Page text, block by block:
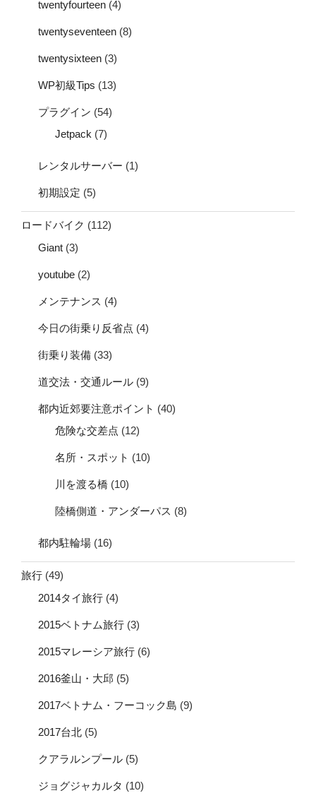
twentyfourteen (4)
twentyseventeen (8)
twentysixteen (3)
WP初級Tips (13)
プラグイン (54)
Jetpack (7)
レンタルサーバー (1)
初期設定 (5)
ロードバイク (112)
Giant (3)
youtube (2)
メンテナンス (4)
今日の街乗り反省点 (4)
街乗り装備 (33)
道交法・交通ルール (9)
都内近郊要注意ポイント (40)
危険な交差点 (12)
名所・スポット (10)
川を渡る橋 (10)
陸橋側道・アンダーパス (8)
都内駐輪場 (16)
旅行 (49)
2014タイ旅行 (4)
2015ベトナム旅行 (3)
2015マレーシア旅行 (6)
2016釜山・大邱 (5)
2017ベトナム・フーコック島 (9)
2017台北 (5)
クアラルンプール (5)
ジョグジャカルタ (10)